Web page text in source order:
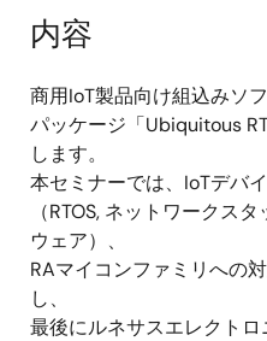
内容
商用IoT製品向け組込みソ
パッケージ「Ubiquitous
します。
本セミナーでは、IoTデバ
（RTOS, ネットワークス
ウェア）、
RAマイコンファミリへの
し、
最後にルネサスエレクト